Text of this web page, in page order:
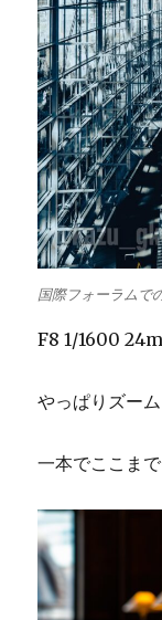
国際フォーラムで
F8 1/1600
やっぱりズー
一本でここま